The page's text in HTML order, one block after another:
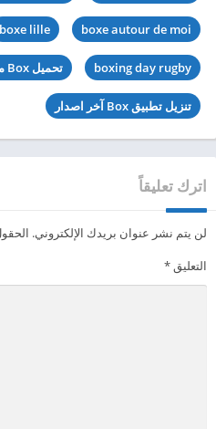
boxe autour de moi
boxe lille
boxing day rugby تحميل Box مهكرة
تنزيل تطبيق Box آخر اصدار
اترك تعليقاً
لن يتم نشر عنوان بريدك الإلكتروني.
التعليق*